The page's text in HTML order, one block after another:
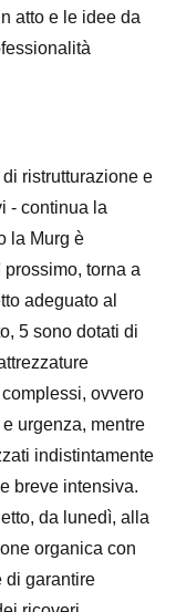
atto e le idee da
ristrutturazione e
- continua la
la Murg è
torna a
adeguato al
5 sono dotati di
ovvero
urgenza, mentre
indistintamente
breve intensiva.
da lunedì, alla
organica con
di garantire